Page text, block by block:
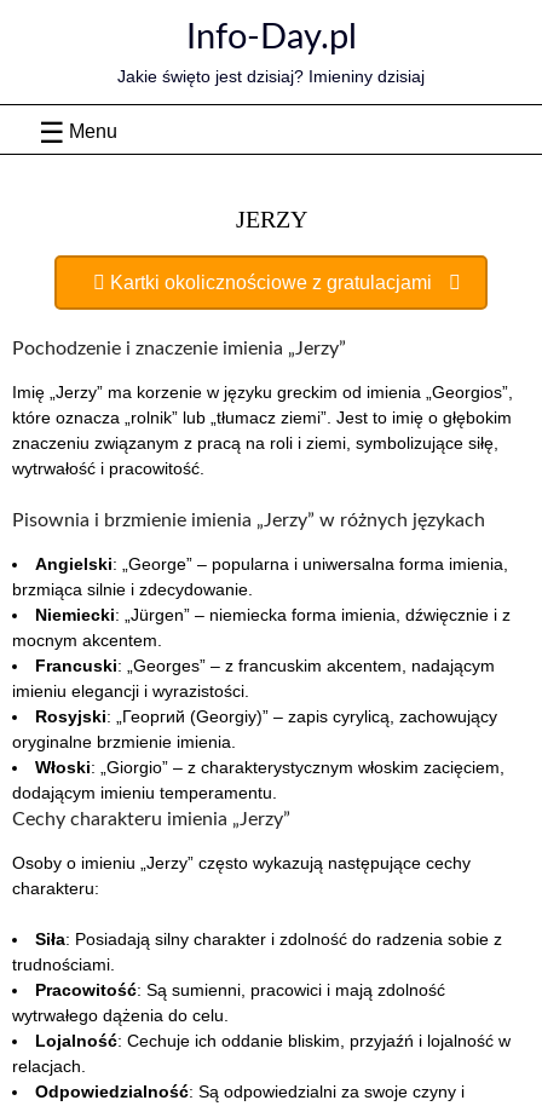
Info-Day.pl
Jakie święto jest dzisiaj? Imieniny dzisiaj
Menu
JERZY
Kartki okolicznościowe z gratulacjami
Pochodzenie i znaczenie imienia „Jerzy”
Imię „Jerzy” ma korzenie w języku greckim od imienia „Georgios”,
które oznacza „rolnik” lub „tłumacz ziemi”. Jest to imię o głębokim
znaczeniu związanym z pracą na roli i ziemi, symbolizujące siłę,
wytrwałość i pracowitość.
Pisownia i brzmienie imienia „Jerzy” w różnych językach
Angielski: „George” – popularna i uniwersalna forma imienia,
brzmiąca silnie i zdecydowanie.
Niemiecki: „Jürgen” – niemiecka forma imienia, dźwięcznie i z
mocnym akcentem.
Francuski: „Georges” – z francuskim akcentem, nadającym
imieniu elegancji i wyrazistości.
Rosyjski: „Георгий (Georgiy)” – zapis cyrylicą, zachowujący
oryginalne brzmienie imienia.
Włoski: „Giorgio” – z charakterystycznym włoskim zacięciem,
dodającym imieniu temperamentu.
Cechy charakteru imienia „Jerzy”
Osoby o imieniu „Jerzy” często wykazują następujące cechy
charakteru:
Siła: Posiadają silny charakter i zdolność do radzenia sobie z
trudnościami.
Pracowitość: Są sumienni, pracowici i mają zdolność
wytrwałego dążenia do celu.
Lojalność: Cechuje ich oddanie bliskim, przyjaźń i lojalność w
relacjach.
Odpowiedzialność: Są odpowiedzialni za swoje czyny i